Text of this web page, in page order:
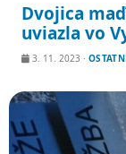
Dvojica
uviazla vo
3. 11. 2023 ·